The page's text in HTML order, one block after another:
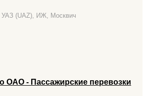
(UAZ), ИЖ, Москвич
ОАО - Пассажирские перевозки